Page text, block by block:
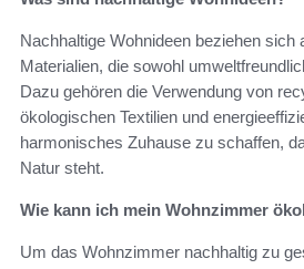
Nachhaltige Wohnideen beziehen sich
Materialien, die sowohl
Dazu gehören die Verwendung von
ökologischen Textilien und
harmonisches Zuhause zu schaffen,
Natur steht.
Wie kann ich mein Wohnzimmer
Um das Wohnzimmer nachhaltig zu